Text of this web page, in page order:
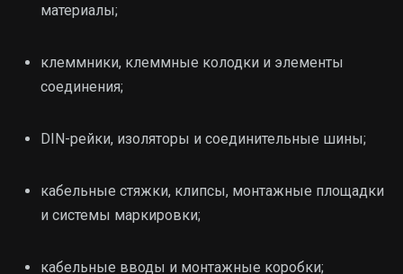
материалы;
клеммники, клеммные колодки и элементы
соединения;
DIN-рейки, изоляторы и соединительные шины;
кабельные стяжки, клипсы, монтажные площадки
и системы маркировки;
кабельные вводы и монтажные коробки;